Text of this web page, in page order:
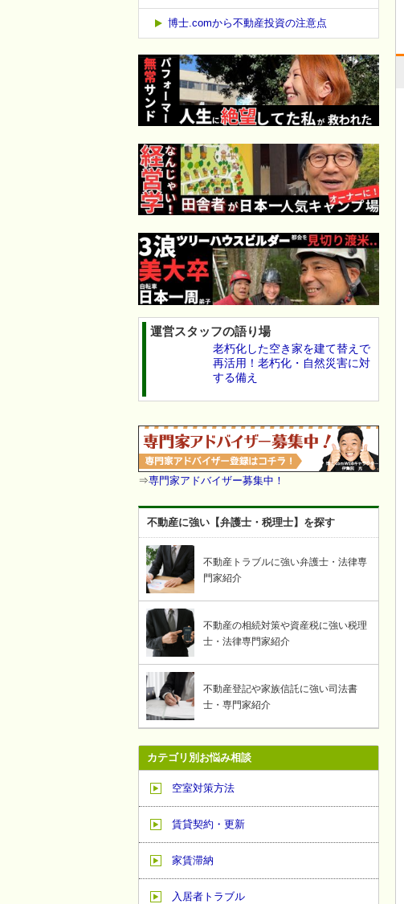
博士.comから不動産投資の注意点
運営スタッフの語り場
老朽化した空き家を建て替えで
再活用！老朽化・自然災害に対
する備え
⇒専門家アドバイザー募集中！
不動産に強い【弁護士・税理士】を探す
不動産トラブルに強い弁護士・法律専
門家紹介
不動産の相続対策や資産税に強い税理
士・法律専門家紹介
不動産登記や家族信託に強い司法書
士・専門家紹介
カテゴリ別お悩み相談
空室対策方法
賃貸契約・更新
家賃滞納
入居者トラブル